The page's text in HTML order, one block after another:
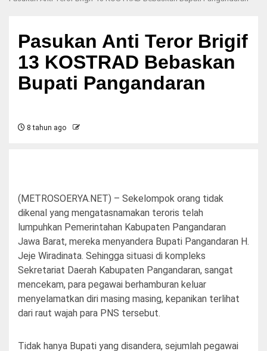
Pasukan Anti Teror Brigif
13 KOSTRAD Bebaskan
Bupati Pangandaran
8 tahun ago
(METROSOERYA.NET) – Sekelompok orang tidak
dikenal yang mengatasnamakan teroris telah
lumpuhkan Pemerintahan Kabupaten Pangandaran
Jawa Barat, mereka menyandera Bupati Pangandaran H.
Jeje Wiradinata. Sehingga situasi di kompleks
Sekretariat Daerah Kabupaten Pangandaran, sangat
mencekam, para pegawai berhamburan keluar
menyelamatkan diri masing masing, kepanikan terlihat
dari raut wajah para PNS tersebut.
Tidak hanya Bupati yang disandera, sejumlah pegawai